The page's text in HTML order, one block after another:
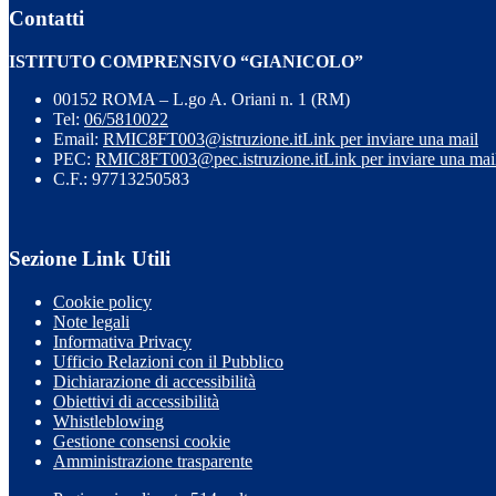
Contatti
ISTITUTO COMPRENSIVO “GIANICOLO”
00152 ROMA – L.go A. Oriani n. 1 (RM)
Tel: 06/5810022
Email: RMIC8FT003@istruzione.itLink per inviare una mail
PEC: RMIC8FT003@pec.istruzione.itLink per inviare una
C.F.: 97713250583
Sezione Link Utili
Cookie policy
Note legali
Informativa Privacy
Ufficio Relazioni con il Pubblico
Dichiarazione di accessibilità
Obiettivi di accessibilità
Whistleblowing
Gestione consensi cookie
Amministrazione trasparente